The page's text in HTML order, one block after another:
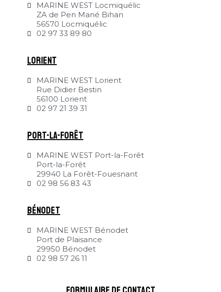
MARINE WEST Locmiquélic
ZA de Pen Mané Bihan
56570 Locmiquélic
02 97 33 89 80
Lorient
MARINE WEST Lorient
Rue Didier Bestin
56100 Lorient
02 97 21 39 31
Port-la-Forêt
MARINE WEST Port-la-Forêt
Port-la-Forêt
29940 La Forêt-Fouesnant
02 98 56 83 43
Bénodet
MARINE WEST Bénodet
Port de Plaisance
29950 Bénodet
02 98 57 26 11